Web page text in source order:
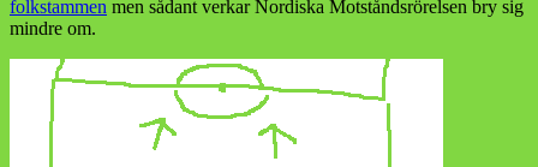
folkstammen men sådant verkar Nordiska Motståndsrörelsen bry sig
mindre om.